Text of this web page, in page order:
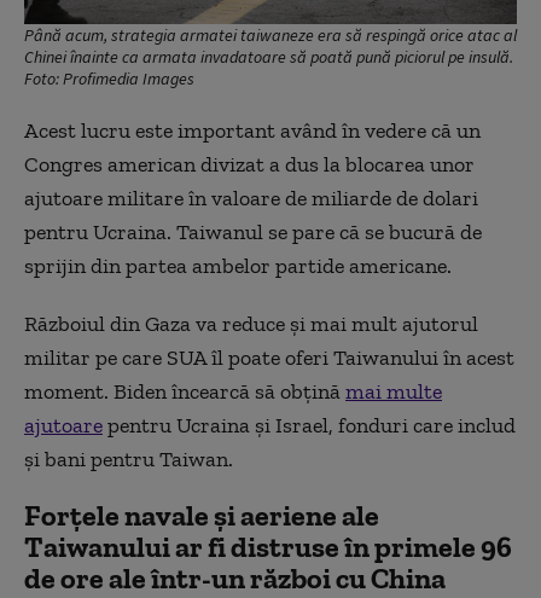
Până acum, strategia armatei taiwaneze era să respingă orice atac al
Chinei înainte ca armata invadatoare să poată pună piciorul pe insulă.
Foto: Profimedia Images
Acest lucru este important având în vedere că un
Congres american divizat a dus la blocarea unor
ajutoare militare în valoare de miliarde de dolari
pentru Ucraina. Taiwanul se pare că se bucură de
sprijin din partea ambelor partide americane.
Războiul din Gaza va reduce și mai mult ajutorul
militar pe care SUA îl poate oferi Taiwanului în acest
moment. Biden încearcă să obținămai multe
ajutoarepentru Ucraina și Israel, fonduri care includ
și bani pentru Taiwan.
Forțele navale și aeriene ale
Taiwanului ar fi distruse în primele 96
de ore ale într-un război cu China